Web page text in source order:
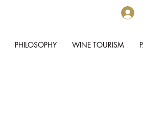
PHILOSOPHY WINE TOURISM